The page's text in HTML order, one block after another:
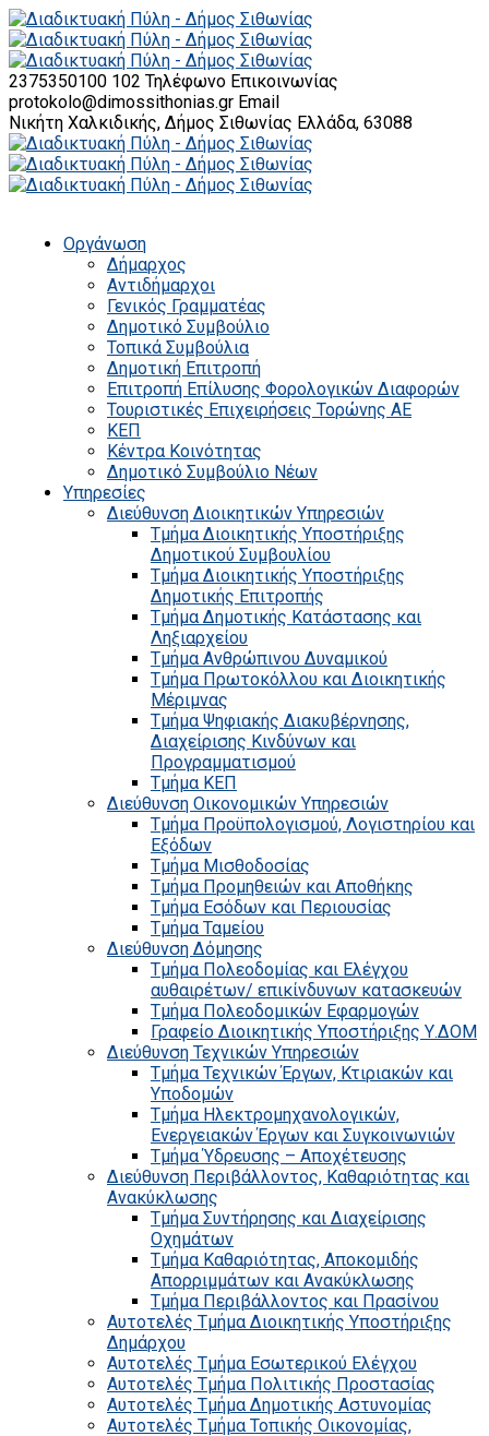
2375350100 102 Τηλέφωνο Επικοινωνίας
protokolo@dimossithonias.gr Email
Νικήτη Χαλκιδικής, Δήμος Σιθωνίας Ελλάδα, 63088
Οργάνωση
Δήμαρχος
Αντιδήμαρχοι
Γενικός Γραμματέας
Δημοτικό Συμβούλιο
Τοπικά Συμβούλια
Δημοτική Επιτροπή
Επιτροπή Επίλυσης Φορολογικών Διαφορών
Τουριστικές Επιχειρήσεις Τορώνης ΑΕ
ΚΕΠ
Κέντρα Κοινότητας
Δημοτικό Συμβούλιο Νέων
Υπηρεσίες
Διεύθυνση Διοικητικών Υπηρεσιών
Τμήμα Διοικητικής Υποστήριξης
Δημοτικού Συμβουλίου
Τμήμα Διοικητικής Υποστήριξης
Δημοτικής Επιτροπής
Τμήμα Δημοτικής Κατάστασης και
Ληξιαρχείου
Τμήμα Ανθρώπινου Δυναμικού
Τμήμα Πρωτοκόλλου και Διοικητικής
Μέριμνας
Τμήμα Ψηφιακής Διακυβέρνησης,
Διαχείρισης Κινδύνων και
Προγραμματισμού
Τμήμα ΚΕΠ
Διεύθυνση Οικονομικών Υπηρεσιών
Τμήμα Προϋπολογισμού, Λογιστηρίου και
Εξόδων
Τμήμα Μισθοδοσίας
Τμήμα Προμηθειών και Αποθήκης
Τμήμα Εσόδων και Περιουσίας
Τμήμα Ταμείου
Διεύθυνση Δόμησης
Τμήμα Πολεοδομίας και Ελέγχου
αυθαιρέτων/ επικίνδυνων κατασκευών
Τμήμα Πολεοδομικών Εφαρμογών
Γραφείο Διοικητικής Υποστήριξης Υ.ΔΟΜ
Διεύθυνση Τεχνικών Υπηρεσιών
Τμήμα Τεχνικών Έργων, Κτιριακών και
Υποδομών
Τμήμα Ηλεκτρομηχανολογικών,
Ενεργειακών Έργων και Συγκοινωνιών
Τμήμα Ύδρευσης – Αποχέτευσης
Διεύθυνση Περιβάλλοντος, Καθαριότητας και
Ανακύκλωσης
Τμήμα Συντήρησης και Διαχείρισης
Οχημάτων
Τμήμα Καθαριότητας, Αποκομιδής
Απορριμμάτων και Ανακύκλωσης
Τμήμα Περιβάλλοντος και Πρασίνου
Αυτοτελές Τμήμα Διοικητικής Υποστήριξης
Δημάρχου
Αυτοτελές Τμήμα Εσωτερικού Ελέγχου
Αυτοτελές Τμήμα Πολιτικής Προστασίας
Αυτοτελές Τμήμα Δημοτικής Αστυνομίας
Αυτοτελές Τμήμα Τοπικής Οικονομίας,